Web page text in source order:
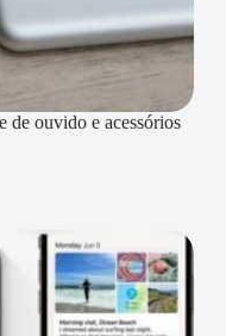
de ouvido e acessórios